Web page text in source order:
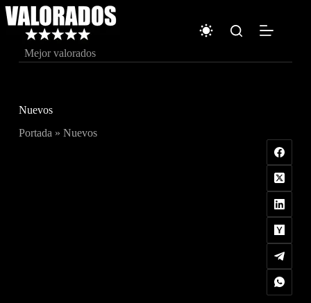
Saltar
al
contenido
Mejor valorados
Nuevos
Portada » Nuevos